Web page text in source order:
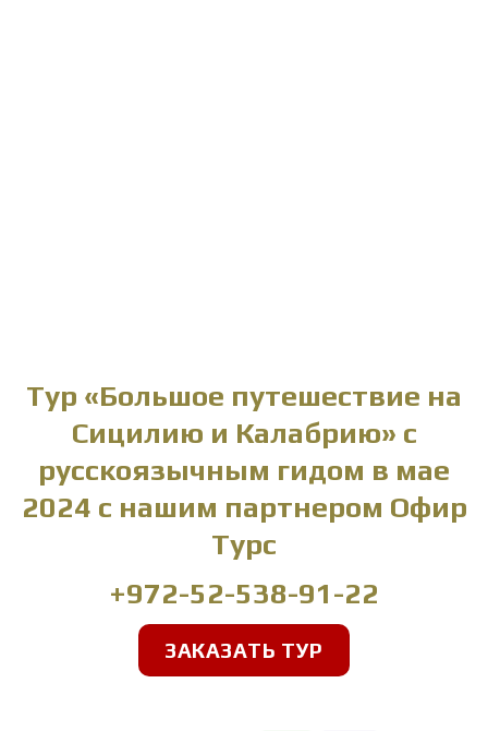
Тур «Большое путешествие на
Сицилию и Калабрию» с
русскоязычным гидом в мае
2024 с нашим партнером Офир
Турс
+972-52-538-91-22
ЗАКАЗАТЬ ТУР